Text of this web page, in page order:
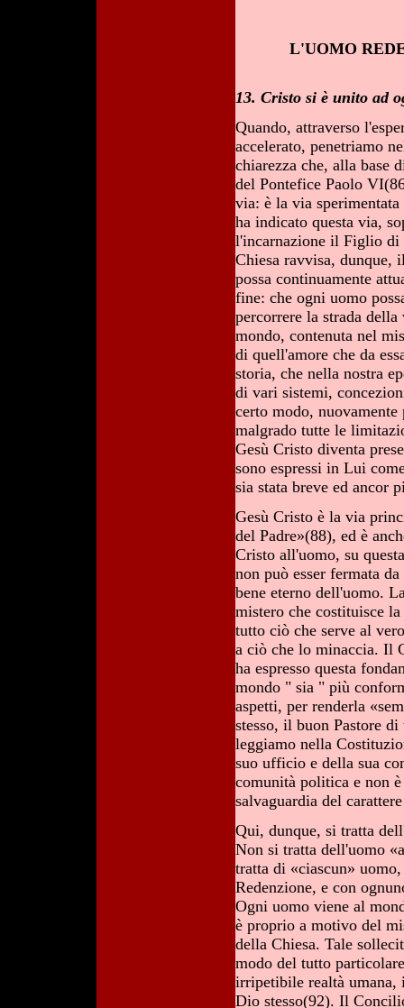
L'UOMO
13. Cristo si è unito ad
Quando, attraverso
accelerato, penetriamo
chiarezza che, alla base
del Pontefice Paolo
via: è la via
ha indicato questa via,
l'incarnazione il Figlio
Chiesa ravvisa, dunque,
possa continuamente
fine: che ogni uomo
percorrere la strada
mondo, contenuta nel
di quell'amore che da
storia, che nella nostra
di vari sistemi,
certo modo, nuovamente
malgrado tutte le
Gesù Cristo diventa
sono espressi in Lui
sia stata breve ed ancor
Gesù Cristo è la via
del Padre»(88), ed è
Cristo all'uomo, su
non può esser fermata
bene eterno dell'uomo.
mistero che costituisce
tutto ciò che serve al
a ciò che lo minaccia. Il
ha espresso questa
mondo " sia " più
aspetti, per renderla
stesso, il buon Pastore
leggiamo nella
suo ufficio e della sua
comunità politica e non
salvaguardia del
Qui, dunque, si tratta
Non si tratta dell'uomo
tratta di «ciascun»
Redenzione, e con
Ogni uomo viene al
è proprio a motivo del
della Chiesa. Tale
modo del tutto
irripetibile realtà umana,
Dio stesso(92). Il